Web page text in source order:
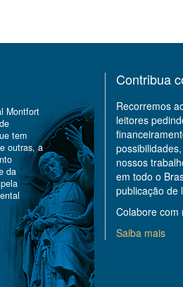
Montfort
tem
outras, a
da
Contribua
Recorremos
leitores
nossos
em todo o
publicação de
Colabore com
Saiba mais